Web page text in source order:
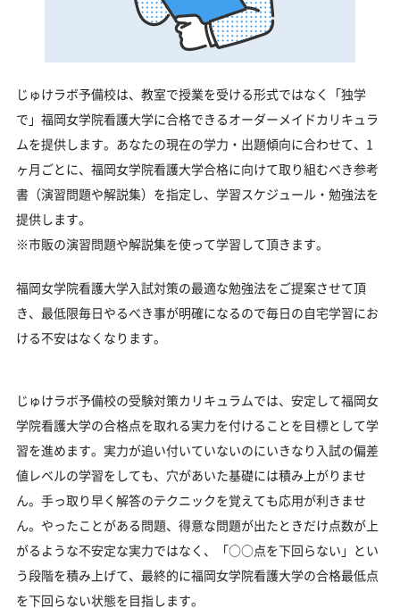
じゅけラボ予備校は、教室で授業を受ける形式ではなく「独学
で」福岡女学院看護大学に合格できるオーダーメイドカリキュラ
ムを提供します。あなたの現在の学力・出題傾向に合わせて、1
ヶ月ごとに、福岡女学院看護大学合格に向けて取り組むべき参考
書（演習問題や解説集）を指定し、学習スケジュール・勉強法を
提供します。
※市販の演習問題や解説集を使って学習して頂きます。
福岡女学院看護大学入試対策の最適な勉強法をご提案させて頂
き、最低限毎日やるべき事が明確になるので毎日の自宅学習にお
ける不安はなくなります。
じゅけラボ予備校の受験対策カリキュラムでは、安定して福岡女
学院看護大学の合格点を取れる実力を付けることを目標として学
習を進めます。実力が追い付いていないのにいきなり入試の偏差
値レベルの学習をしても、穴があいた基礎には積み上がりませ
ん。手っ取り早く解答のテクニックを覚えても応用が利きませ
ん。やったことがある問題、得意な問題が出たときだけ点数が上
がるような不安定な実力ではなく、「○○点を下回らない」とい
う段階を積み上げて、最終的に福岡女学院看護大学の合格最低点
を下回らない状態を目指します。